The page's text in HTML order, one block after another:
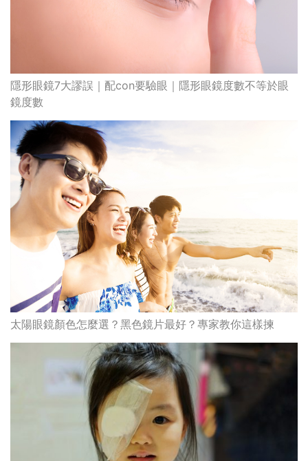
隱形眼鏡7大謬誤｜配con要驗眼｜隱形眼鏡度數不等於眼
鏡度數
太陽眼鏡顏色怎麼選？黑色鏡片最好？專家教你這樣揀